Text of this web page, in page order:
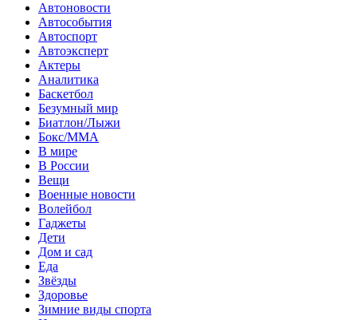
Автоновости
Автособытия
Автоспорт
Автоэксперт
Актеры
Аналитика
Баскетбол
Безумный мир
Биатлон/Лыжи
Бокс/MMA
В мире
В России
Вещи
Военные новости
Волейбол
Гаджеты
Дети
Дом и сад
Еда
Звёзды
Здоровье
Зимние виды спорта